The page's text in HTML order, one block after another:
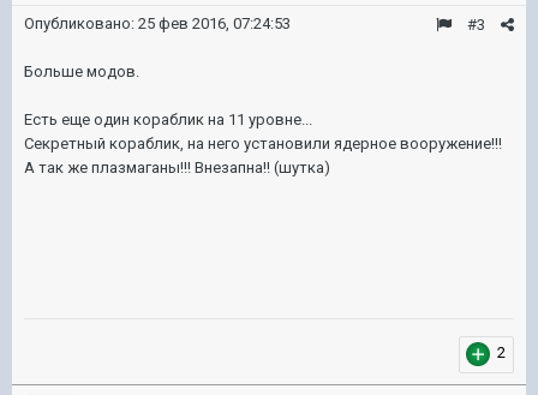
#3
Опубликовано: 25 фев 2016, 07:24:53
Больше модов.
Есть еще один кораблик на 11 уровне...
Секретный кораблик, на него установили ядерное вооружение!!!
А так же плазмаганы!!! Внезапна!! (шутка)
2